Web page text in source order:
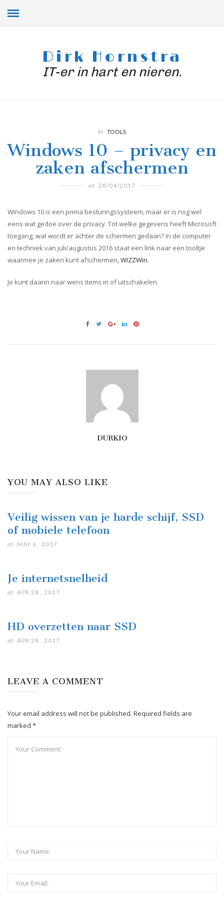
Dirk Hornstra
IT-er in hart en nieren.
in TOOLS
Windows 10 – privacy en
zaken afschermen
at 28/04/2017
Windows 10 is een prima besturingssysteem, maar er is nog wel
eens wat gedoe over de privacy. Tot welke gegevens heeft Microsoft
toegang, wat wordt er achter de schermen gedaan? In de computer
en techniek van juli/augustus 2016 staat een link naar een tooltje
waarmee je zaken kunt afschermen,WIZZWin.
Je kunt daarin naar wens items in of uitschakelen.
DURKIO
YOU MAY ALSO LIKE
Veilig wissen van je harde schijf, SSD
of mobiele telefoon
at MAY 6 . 2017
Je internetsnelheid
at APR 28 . 2017
HD overzetten naar SSD
at APR 28 . 2017
LEAVE A COMMENT
Your email address will not be published. Required fields are
marked *